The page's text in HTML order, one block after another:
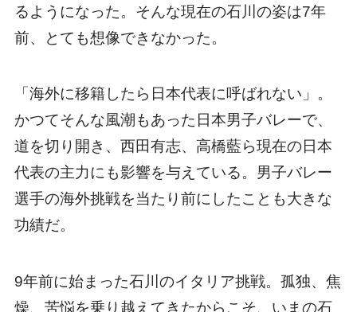
るようになった。そんな現在の石川の姿は7年
前、とても想像できなかった。
「海外に移籍したら日本代表に呼ばれない」。
かつてそんな風潮もあった日本男子バレーで、
道を切り開き、西田有志、高橋藍ら現在の日本
代表の主力にも影響を与えている。男子バレー
選手の海外挑戦を当たり前にしたことも大きな
功績だ。
9年前に始まった石川のイタリア挑戦。孤独、焦
燥、苦悩を乗り越えてきたからこそ、いまの石